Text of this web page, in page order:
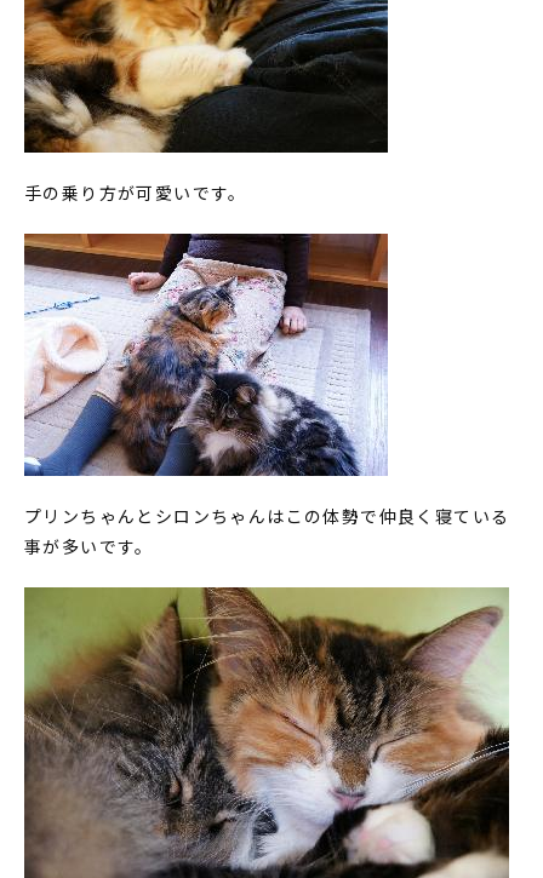
手の乗り方が可愛いです。
プリンちゃんとシロンちゃんはこの体勢で仲良く寝ている
事が多いです。